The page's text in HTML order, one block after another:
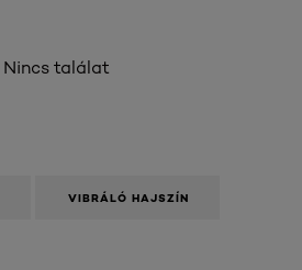
Nincs találat
VIBRÁLÓ HAJSZÍN